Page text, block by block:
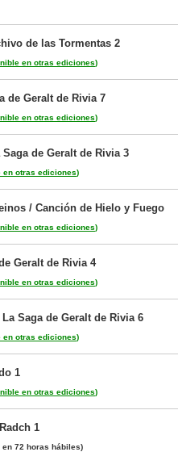
de las Tormentas 2
en otras ediciones)
de Geralt de Rivia 7
en otras ediciones)
de Geralt de Rivia 3
en otras ediciones)
/ Canción de Hielo y Fuego
en otras ediciones)
Geralt de Rivia 4
en otras ediciones)
Saga de Geralt de Rivia 6
en otras ediciones)
1
en otras ediciones)
1
en 72 horas hábiles)